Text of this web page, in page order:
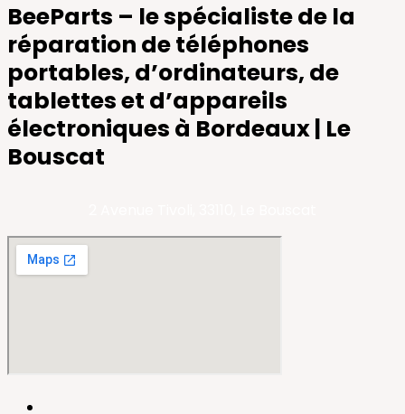
BeeParts – le spécialiste de la
réparation de téléphones
portables, d’ordinateurs, de
tablettes et d’appareils
électroniques à Bordeaux | Le
Bouscat